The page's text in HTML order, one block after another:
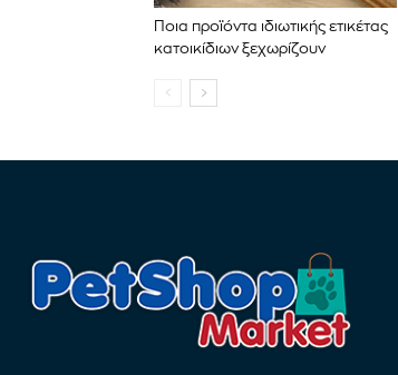
Ποια προϊόντα ιδιωτικής ετικέτας
κατοικίδιων ξεχωρίζουν